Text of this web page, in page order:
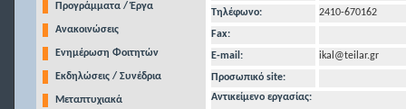
Προγράμματα / Έργα
Ανακοινώσεις
Ενημέρωση Φοιτητών
Εκδηλώσεις / Συνέδρια
Μεταπτυχιακά
Τηλέφωνo:
2410-670162
Fax:
E-mail:
ikal@teilar.gr
Προσωπικό site:
Αντικείμενο εργασίας: